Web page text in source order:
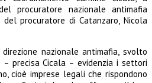
procuratore nazionale antimafia
del procuratore di Catanzaro, Nicola
nazionale antimafia, svolto
precisa Cicala – evidenzia i settori
cioè imprese legali che rispondono